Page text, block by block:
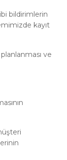
bildirimlerin
kayıt
ve